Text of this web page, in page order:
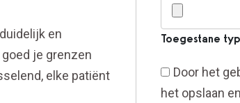
en
je grenzen
elke patiënt
Toegestane
Door het
het opslaan